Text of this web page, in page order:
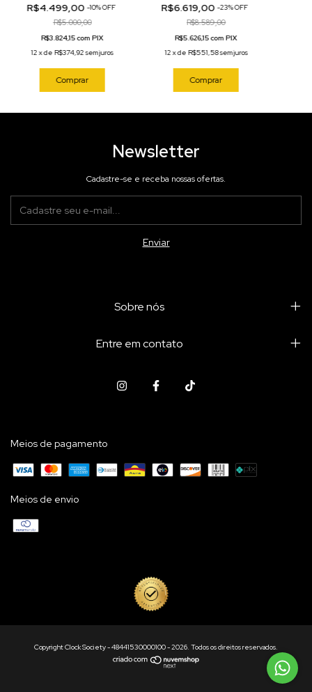
R$4.499,00-10%OFF
R$5.000,00
R$3.824,15 com PIX
12 xde R$374,92 sem juros
Comprar
T137.407.11.041.00
R$6.619,00-23%OFF
R$8.589,00
R$5.626,15 com PIX
12 xde R$551,58sem juros
Comprar
Newsletter
Cadastre-se e receba nossas ofertas.
Sobre nós
Entre em contato
Meios de pagamento
Meios de envio
Copyright Clock Society - 48441530000100 - 2026. Todos os direitos reservados.